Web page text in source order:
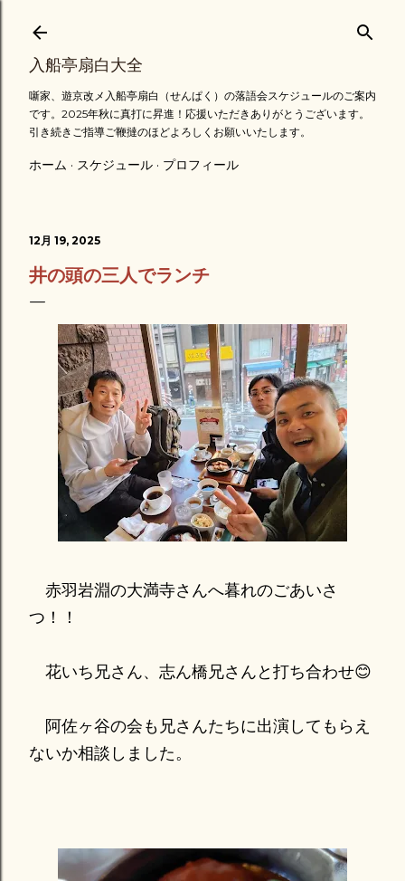
スキップしてメイン コンテンツに移動
入船亭扇白大全
噺家、遊京改メ入船亭扇白（せんぱく）の落語会スケジュールのご案内
です。2025年秋に真打に昇進！応援いただきありがとうございます。
引き続きご指導ご鞭撻のほどよろしくお願いいたします。
ホーム スケジュール プロフィール
12月 19, 2025
井の頭の三人でランチ
赤羽岩淵の大満寺さんへ暮れのごあいさ
つ！！
花いち兄さん、志ん橋兄さんと打ち合わせ😊
阿佐ヶ谷の会も兄さんたちに出演してもらえ
ないか相談しました。